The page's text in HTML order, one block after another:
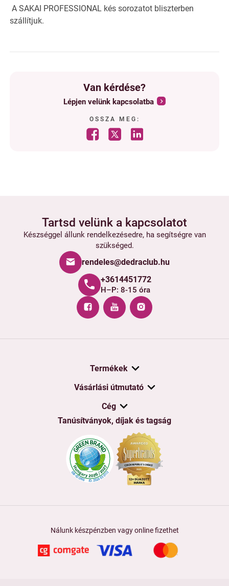
A SAKAI PROFESSIONAL kés sorozatot bliszterben
szállítjuk.
Van kérdése?
Lépjen velünk kapcsolatba
OSSZA MEG:
Tartsd velünk a kapcsolatot
Készséggel állunk rendelkezésedre, ha segítségre van
szükséged.
rendeles@dedraclub.hu
+3614451772
H–P: 8-15 óra
Termékek
Vásárlási útmutató
Cég
Tanúsítványok, díjak és tagság
Nálunk készpénzben vagy online fizethet